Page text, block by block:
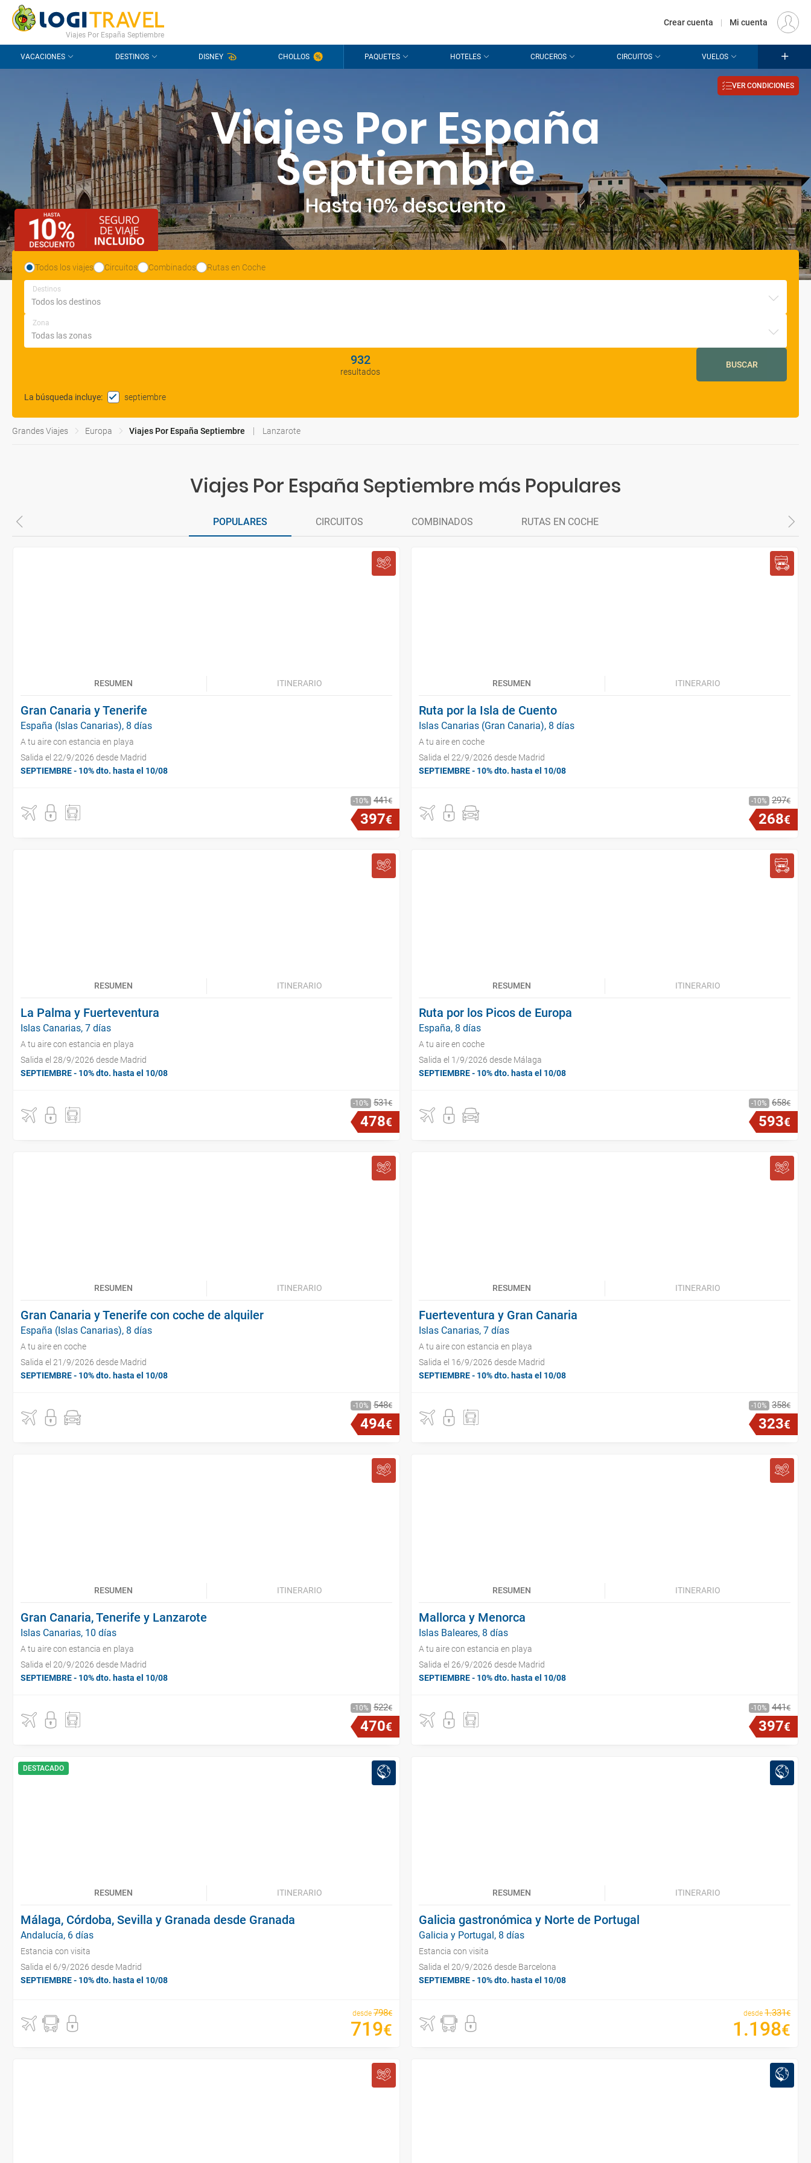
CONTACTO PREGUNTAS FRECUENTES EUR
Viajes Por España Septiembre
Crear cuenta | Mi cuenta
VACACIONES DESTINOS DISNEY CHOLLOS PAQUETES HOTELES CRUCEROS CIRCUITOS VUELOS
Viajes Por España
Septiembre
Hasta 10% descuento
VER CONDICIONES
Todos los viajes Circuitos Combinados Rutas en Coche
Destinos
Zona
932
resultados
BUSCAR
La búsqueda incluye: septiembre
Grandes Viajes Europa Viajes Por España Septiembre Lanzarote
Viajes Por España Septiembre más Populares
POPULARES CIRCUITOS COMBINADOS RUTAS EN COCHE
RESUMEN ITINERARIO
Gran Canaria y Tenerife
España (Islas Canarias), 8 días
A tu aire con estancia en playa
Salida el 22/9/2026 desde Madrid
SEPTIEMBRE - 10% dto. hasta el 10/08
10 441€
397€
RESUMEN ITINERARIO
Ruta por la Isla de Cuento
Islas Canarias (Gran Canaria), 8 días
A tu aire en coche
Salida el 22/9/2026 desde Madrid
SEPTIEMBRE - 10% dto. hasta el 10/08
10 297€
268€
RESUMEN ITINERARIO
La Palma y Fuerteventura
Islas Canarias, 7 días
A tu aire con estancia en playa
Salida el 28/9/2026 desde Madrid
SEPTIEMBRE - 10% dto. hasta el 10/08
10 531€
478€
RESUMEN ITINERARIO
Ruta por los Picos de Europa
España, 8 días
A tu aire en coche
Salida el 1/9/2026 desde Málaga
SEPTIEMBRE - 10% dto. hasta el 10/08
10 658€
593€
RESUMEN ITINERARIO
Gran Canaria y Tenerife con coche de alquiler
España (Islas Canarias), 8 días
A tu aire en coche
Salida el 21/9/2026 desde Madrid
SEPTIEMBRE - 10% dto. hasta el 10/08
10 548€
494€
RESUMEN ITINERARIO
Fuerteventura y Gran Canaria
Islas Canarias, 7 días
A tu aire con estancia en playa
Salida el 16/9/2026 desde Madrid
SEPTIEMBRE - 10% dto. hasta el 10/08
10 358€
323€
RESUMEN ITINERARIO
Gran Canaria, Tenerife y Lanzarote
Islas Canarias, 10 días
A tu aire con estancia en playa
Salida el 20/9/2026 desde Madrid
SEPTIEMBRE - 10% dto. hasta el 10/08
10 522€
470€
RESUMEN ITINERARIO
Mallorca y Menorca
Islas Baleares, 8 días
A tu aire con estancia en playa
Salida el 26/9/2026 desde Madrid
SEPTIEMBRE - 10% dto. hasta el 10/08
10 441€
397€
DESTACADO
RESUMEN ITINERARIO
Málaga, Córdoba, Sevilla y Granada desde Granada
Andalucía, 6 días
Estancia con visita
Salida el 6/9/2026 desde Madrid
SEPTIEMBRE - 10% dto. hasta el 10/08
desde 798€
719€
RESUMEN ITINERARIO
Galicia gastronómica y Norte de Portugal
Galicia y Portugal, 8 días
Estancia con visita
Salida el 20/9/2026 desde Barcelona
SEPTIEMBRE - 10% dto. hasta el 10/08
desde 1.331€
1 .198€